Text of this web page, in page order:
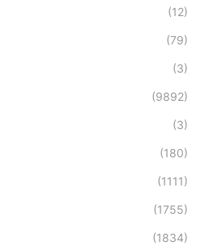
(12)
(79)
(3)
(9892)
(3)
(180)
(1111)
(1755)
(1834)